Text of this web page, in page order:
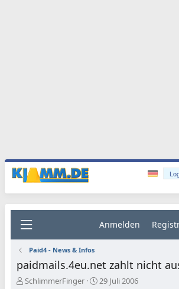
Anmelden
Paid4 - News & Infos
paidmails.4eu.net zahlt nicht
E
SchlimmerFinger
E
29 Juli 2006